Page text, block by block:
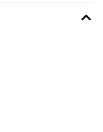
21/11/2023
di calcio su